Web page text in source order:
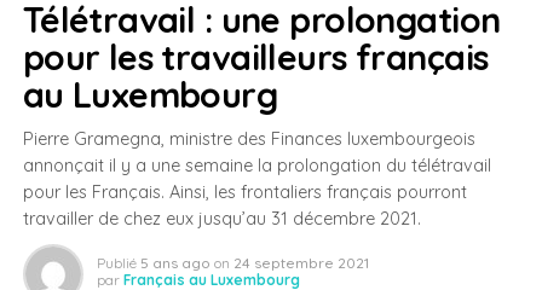
Télétravail : une prolongation
pour les travailleurs français
au Luxembourg
Pierre Gramegna, ministre des Finances luxembourgeois
annonçait il y a une semaine la prolongation du télétravail
pour les Français. Ainsi, les frontaliers français pourront
travailler de chez eux jusqu’au 31 décembre 2021.
Publié 5 ans ago on 24 septembre 2021
par Français au Luxembourg